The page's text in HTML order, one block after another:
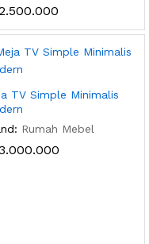
TV Simple Minimalis
Rumah Mebel